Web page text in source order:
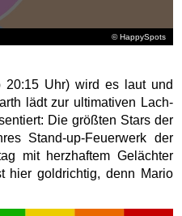
© HappySpots
20:15 Uhr) wird es laut und
lädt zur ultimativen Lach-
Die größten Stars der
Stand-up-Feuerwerk der
mit herzhaftem Gelächter
hier goldrichtig, denn Mario